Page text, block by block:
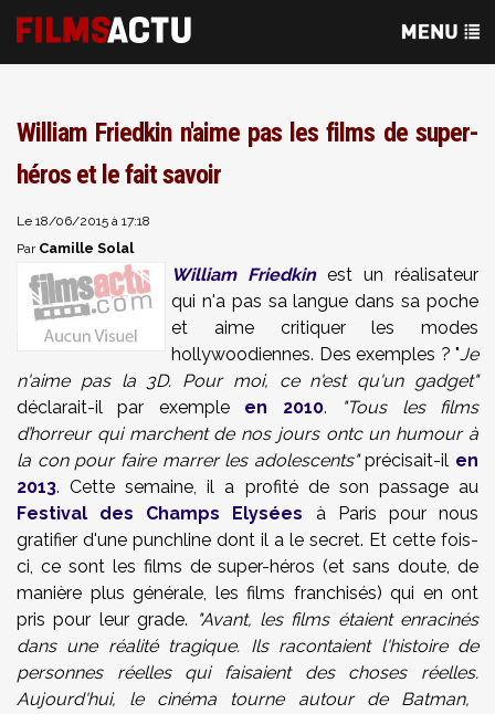
William Friedkin n'aime pas les films de super-
héros et le fait savoir
Le 18/06/2015 à 17:18
Par Camille Solal
William Friedkinest un réalisateur
qui n'a pas sa langue dans sa poche
et aime critiquer les modes
hollywoodiennes. Des exemples ? "Je
n'aime pas la 3D. Pour moi, ce n'est qu'un gadget"
déclarait-il par exemple en 2010.
"Tous les films
d’horreur qui marchent de nos jours ontc un humour à
la con pour faire marrer les adolescents"précisait-il en
2013. Cette semaine, il a profité de son passage au
Festival des Champs Elysées à Paris pour nous
gratifier d'une punchline dont il a le secret. Et cette fois-
ci, ce sont les films de super-héros (et sans doute, de
manière plus générale, les films franchisés) qui en ont
pris pour leur grade. "Avant, les films étaient enracinés
dans une réalité tragique. Ils racontaient l'histoire de
personnes réelles qui faisaient des choses réelles.
Aujourd'hui, le cinéma tourne autour de Batman,